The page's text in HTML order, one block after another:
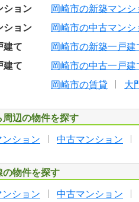
ション 岡崎市の新築マンシ
ション
岡崎市の中古マンシ
建て
岡崎市の新築一戸建
建て
岡崎市の中古一戸建
岡崎市の賃貸 大
周辺の物件を探す
ンション 中古マンション
の物件を探す
ンション 中古マンション